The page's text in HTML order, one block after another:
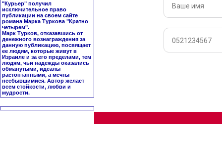
"Курьер" получил
исключительное право
публикации на своем сайте
романа Марка Туркова "Кратно
четырем".
Марк Турков, отказавшись от
денежного вознаграждения за
данную публикацию, посвящает
ее людям, которые живут в
Израиле и за его пределами, тем
людям, чьи надежды оказались
обманутыми, идеалы
растоптанными, а мечты
несбывшимися. Автор желает
всем стойкости, любви и
мудрости.